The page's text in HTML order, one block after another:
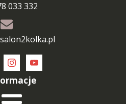
033 332